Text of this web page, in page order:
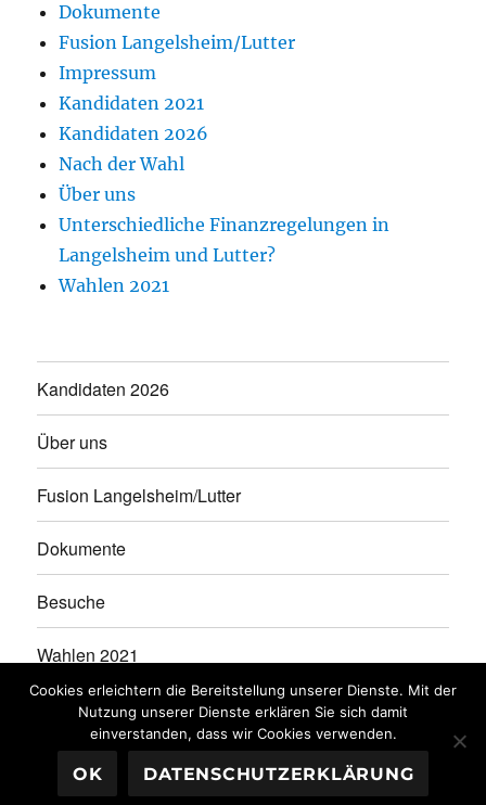
Dokumente
Fusion Langelsheim/Lutter
Impressum
Kandidaten 2021
Kandidaten 2026
Nach der Wahl
Über uns
Unterschiedliche Finanzregelungen in
Langelsheim und Lutter?
Wahlen 2021
Kandidaten 2026
Über uns
Fusion Langelsheim/Lutter
Dokumente
Besuche
Wahlen 2021
Kandidaten 2021
Stolz präsentiert von WordPress
Cookies erleichtern die Bereitstellung unserer Dienste. Mit der
Nutzung unserer Dienste erklären Sie sich damit
einverstanden, dass wir Cookies verwenden.
OK DATENSCHUTZERKLÄRUNG